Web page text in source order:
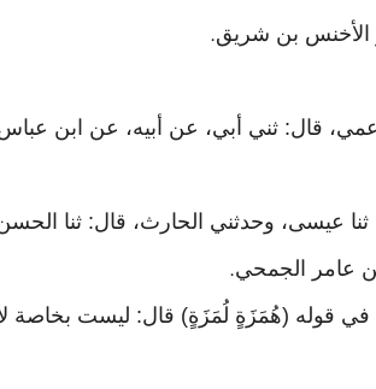
الأخنس بن شريق.
قال: ثني أبي، عن أبيه، عن ابن
عيسى، وحدثني الحارث، قال: ثنا
عامر الجمحي.
في قوله (هُمَزَةٍ لُمَزَةٍ) قال: ليست بخاصة